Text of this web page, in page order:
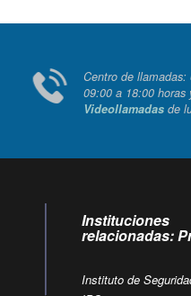
Centro de
09:00 a 18:00
Videollamadas
Instituciones
relacionadas:
Instituto de